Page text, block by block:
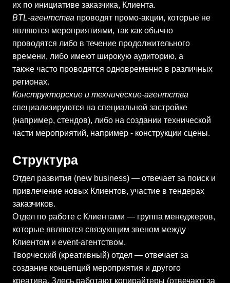
их по инициативе заказчика, Клиента.
BTL-агентства проводят промо-акции, которые не
являются мероприятиями, так как обычно
проводятся либо в течение продолжительного
времени, либо имеют широкую аудиторию, а
также часто проводятся одновременно в различных
регионах.
Конструкторские и технические-агентства
специализируются на специальной застройке
(например, стендов), либо на создании технической
части мероприятий, например - конструкции сцены.
Структура
Отдел развития (new business) — отвечает за поиск и
привлечение новых Клиентов, участие в тендерах
заказчиков.
Отдел по работе с Клиентами — группа менеджеров,
которые являются связующим звеном между
Клиентом и event-агентством.
Творческий (креативный) отдел — отвечает за
создание концепций мероприятия и другого
креатива. Здесь работают копирайтеры (отвечают за